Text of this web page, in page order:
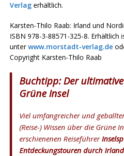
Verlag erhältlich.
Karsten-Thilo Raab: Irland und
ISBN 978-3-88571-325-8. Erhältlich
unterwww.morstadt-verlag.de
Copyright Karsten-Thilo Raab
Buchtipp: Der
Grüne Insel
Viel umfangreicher und
(Reise-) Wissen über die Grüne
erschienenen Reiseführer
Entdeckungstouren durch